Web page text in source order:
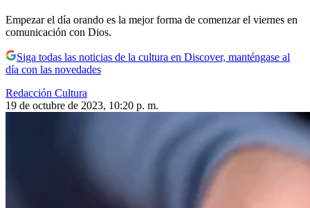
Empezar el día orando es la mejor forma de comenzar el viernes en
comunicación con Dios.
Siga todas las noticias de la cultura en Discover, manténgase al
día con las novedades
Redacción Cultura
19 de octubre de 2023, 10:20 p. m.